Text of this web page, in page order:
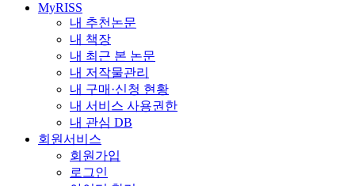
MyRISS
내 추천논문
내 책장
내 최근 본 논문
내 저작물관리
내 구매·신청 현황
내 서비스 사용권한
내 관심 DB
회원서비스
회원가입
로그인